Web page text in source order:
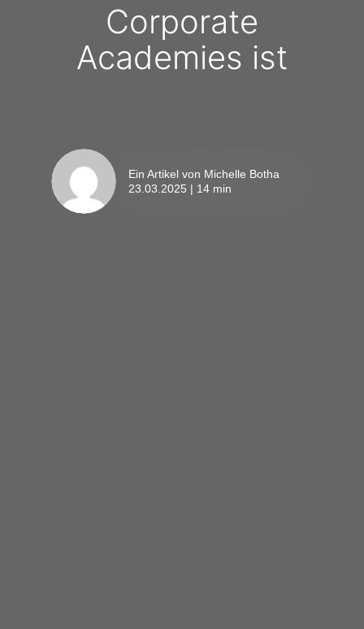
Corporate
Academies ist
Ein Artikel von Michelle Botha
23.03.2025 | 14 min